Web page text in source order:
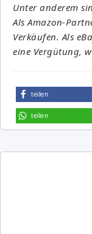
Unter anderem
Als Amazon-
Verkäufen. Als
eine Vergütung,
teilen
teilen